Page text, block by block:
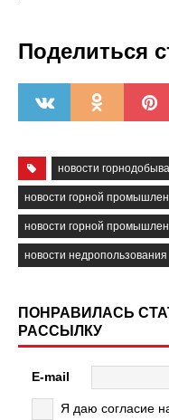
Поделиться
новости
новости горной
новости горной
новости недропользования
ПОНРАВИЛАСЬ
РАССЫЛКУ
E-mail
Я даю согласие